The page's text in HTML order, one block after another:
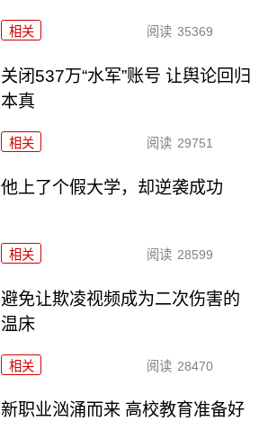
相关 阅读 35369
关闭537万“水军”账号 让舆论回归
本真
相关 阅读 29751
他上了个假大学，却逆袭成功
相关 阅读 28599
避免让欺凌视频成为二次伤害的
温床
相关 阅读 28470
新职业汹涌而来 高校教育准备好